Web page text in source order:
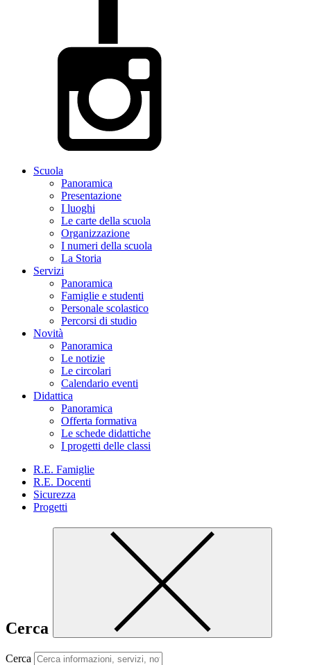
Scuola
Panoramica
Presentazione
I luoghi
Le carte della scuola
Organizzazione
I numeri della scuola
La Storia
Servizi
Panoramica
Famiglie e studenti
Personale scolastico
Percorsi di studio
Novità
Panoramica
Le notizie
Le circolari
Calendario eventi
Didattica
Panoramica
Offerta formativa
Le schede didattiche
I progetti delle classi
R.E. Famiglie
R.E. Docenti
Sicurezza
Progetti
Cerca
Cerca